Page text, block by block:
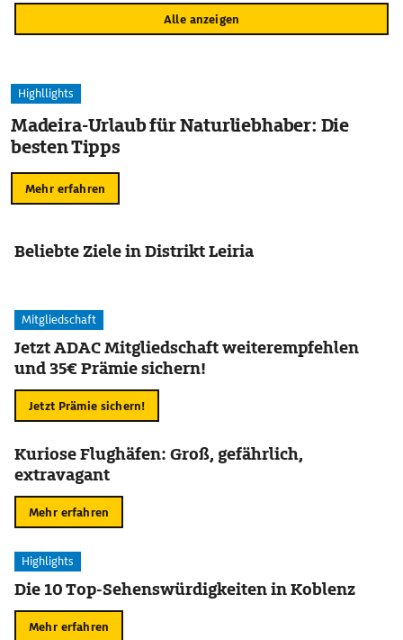
Alle anzeigen
Highllights
Madeira-Urlaub für Naturliebhaber: Die
besten Tipps
Mehr erfahren
Beliebte Ziele in Distrikt Leiria
Mitgliedschaft
Jetzt ADAC Mitgliedschaft weiterempfehlen
und 35€ Prämie sichern!
Jetzt Prämie sichern!
Kuriose Flughäfen: Groß, gefährlich,
extravagant
Mehr erfahren
Highlights
Die 10 Top-Sehenswürdigkeiten in Koblenz
Mehr erfahren